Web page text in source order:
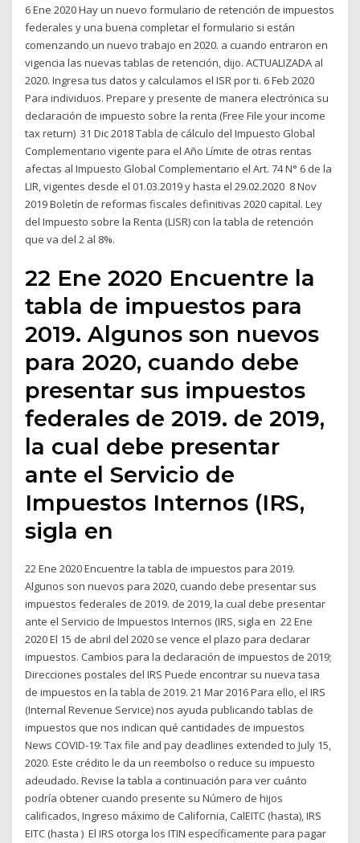
6 Ene 2020 Hay un nuevo formulario de retención de impuestos
federales y una buena completar el formulario si están
comenzando un nuevo trabajo en 2020. a cuando entraron en
vigencia las nuevas tablas de retención, dijo. ACTUALIZADA al
2020. Ingresa tus datos y calculamos el ISR por ti. 6 Feb 2020
Para individuos. Prepare y presente de manera electrónica su
declaración de impuesto sobre la renta (Free File your income
tax return) 31 Dic 2018 Tabla de cálculo del Impuesto Global
Complementario vigente para el Año Límite de otras rentas
afectas al Impuesto Global Complementario el Art. 74 N° 6 de la
LIR, vigentes desde el 01.03.2019 y hasta el 29.02.2020 8 Nov
2019 Boletín de reformas fiscales definitivas 2020 capital. Ley
del Impuesto sobre la Renta (LISR) con la tabla de retención
que va del 2 al 8%.
22 Ene 2020 Encuentre la
tabla de impuestos para
2019. Algunos son nuevos
para 2020, cuando debe
presentar sus impuestos
federales de 2019. de 2019,
la cual debe presentar
ante el Servicio de
Impuestos Internos (IRS,
sigla en
22 Ene 2020 Encuentre la tabla de impuestos para 2019.
Algunos son nuevos para 2020, cuando debe presentar sus
impuestos federales de 2019. de 2019, la cual debe presentar
ante el Servicio de Impuestos Internos (IRS, sigla en 22 Ene
2020 El 15 de abril del 2020 se vence el plazo para declarar
impuestos. Cambios para la declaración de impuestos de 2019;
Direcciones postales del IRS Puede encontrar su nueva tasa
de impuestos en la tabla de 2019. 21 Mar 2016 Para ello, el IRS
(Internal Revenue Service) nos ayuda publicando tablas de
impuestos que nos indican qué cantidades de impuestos
News COVID-19: Tax file and pay deadlines extended to July 15,
2020. Este crédito le da un reembolso o reduce su impuesto
adeudado. Revise la tabla a continuación para ver cuánto
podría obtener cuando presente su Número de hijos
calificados, Ingreso máximo de California, CalEITC (hasta), IRS
EITC (hasta ) El IRS otorga los ITIN específicamente para pagar